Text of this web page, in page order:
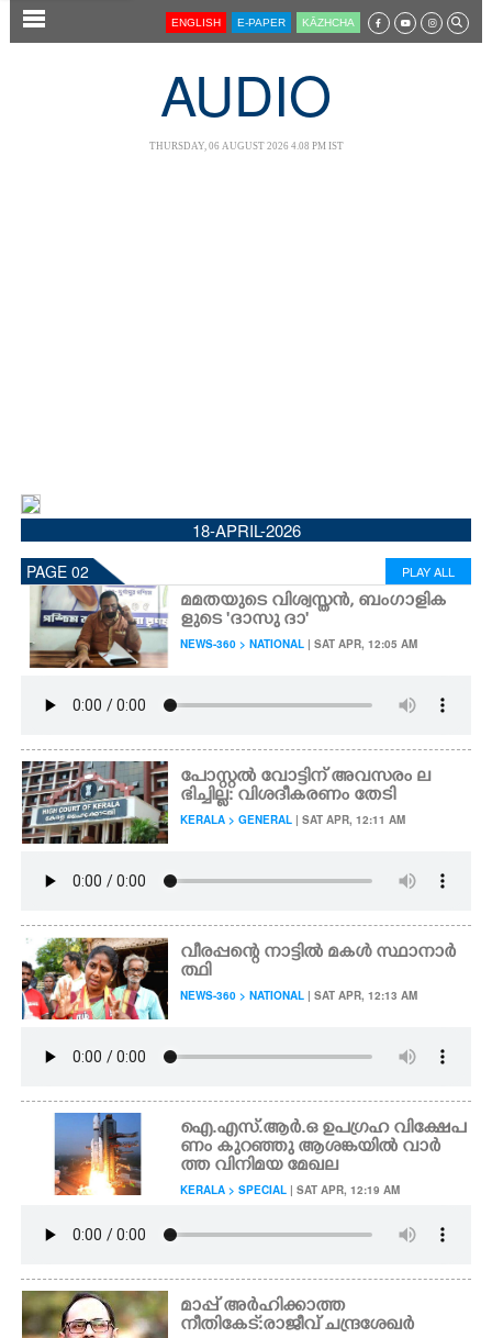
SECTIONS
CINEMA
OPINION
PHOTOS
LIFESTYLE
SPIRITUAL
INFO+
ASTRO
CARTOONS
ZOOM
ENGLISH E-PAPER KĀZHCHA
AUDIO
THURSDAY, 06 AUGUST 2026 4.08 PM IST
18-APRIL-2026
PAGE 02 PLAY ALL
മമതയുടെ വിശ്വസ്തൻ, ബംഗാളിക
ളുടെ 'ദാസു ദാ'
NEWS-360 > NATIONAL | SAT APR, 12:05 AM
പോസ്റ്റൽ വോട്ടിന് അവസരം ല
ഭിച്ചില്ല: വിശദീകരണം തേടി
KERALA > GENERAL | SAT APR, 12:11 AM
വീരപ്പന്റെ നാട്ടിൽ മകൾ സ്ഥാനാർ
ത്ഥി
NEWS-360 > NATIONAL | SAT APR, 12:13 AM
ഐ.എസ്.ആർ.ഒ ഉപഗ്രഹ വിക്ഷേപ
ണം കുറഞ്ഞു ആശങ്കയിൽ വാർ
ത്ത വിനിമയ മേഖല
KERALA > SPECIAL | SAT APR, 12:19 AM
മാപ്പ് അർഹിക്കാത്ത
നീതികേട്: രാജീവ് ചന്ദ്രശേഖർ